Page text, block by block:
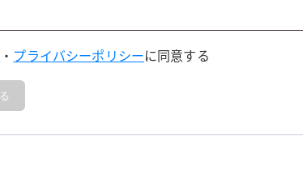
・ プライバシーポリシーに同意する